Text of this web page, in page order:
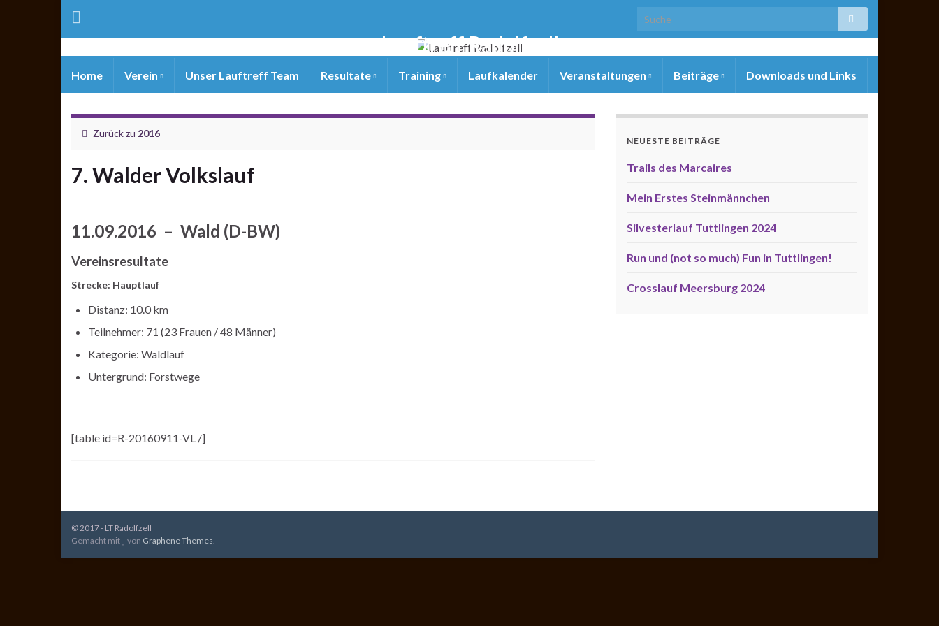
Lauftreff Radolfzell
Home Verein Unser Lauftreff Team Resultate Training Laufkalender Veranstaltungen Beiträge Downloads und Links
Zurück zu 2016
7. Walder Volkslauf
11.09.2016 – Wald (D-BW)
Vereinsresultate
Strecke: Hauptlauf
Distanz: 10.0 km
Teilnehmer: 71 (23 Frauen / 48 Männer)
Kategorie: Waldlauf
Untergrund: Forstwege
[table id=R-20160911-VL /]
NEUESTE BEITRÄGE
Trails des Marcaires
Mein Erstes Steinmännchen
Silvesterlauf Tuttlingen 2024
Run und (not so much) Fun in Tuttlingen!
Crosslauf Meersburg 2024
© 2017 - LT Radolfzell
Gemacht mit
von Graphene Themes.